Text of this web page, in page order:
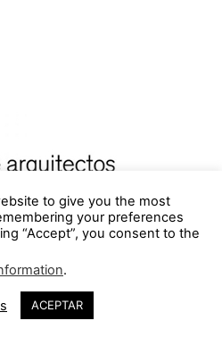
to give you the most
your preferences
“Accept”, you consent to the
.
ACEPTAR